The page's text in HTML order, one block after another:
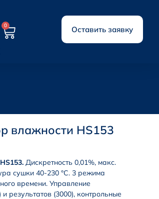
0 Оставить заявку
влажности HS153
Дискретность 0,01%, макс.
сушки 40-230 °C. 3 режима
времени. Управление
результатов (3000), контрольные